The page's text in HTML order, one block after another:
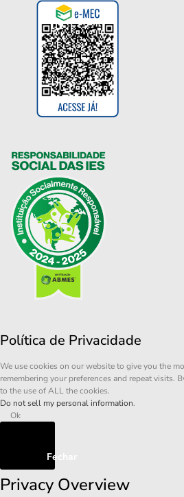
Política de Privacidade
We use cookies on our website to give you the
remembering your preferences and repeat visits.
to the use of ALL the cookies.
Do not sell my personal information.
Ok
Fechar
Privacy Overview